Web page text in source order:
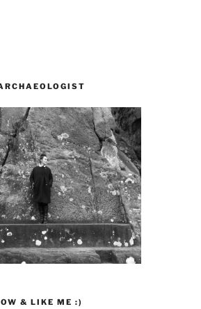
& LIKE ME :)